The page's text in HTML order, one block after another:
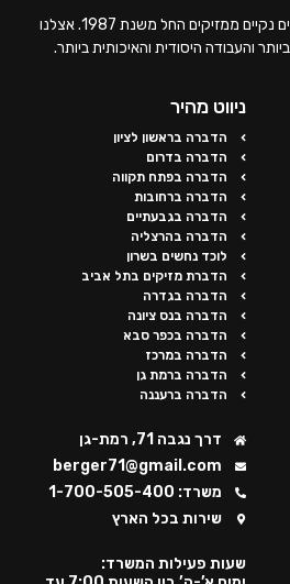
ברגר הדברות, שומרים על בתים נקיים ממזיקים החל משנת 1987. אצלנו
והעבודה היסודית והאיכותית ביותר.
ניווט מהיר
הדברה בראשון לציון
הדברה בדרום
הדברה בפתח תקווה
הדברה ברחובות
הדברה בגבעתיים
הדברה בהרצליה
לוכד נחשים בשרון
הדברת מזיקים בתל אביב
הדברה בגדרה
הדברה בנס ציונה
הדברה בכפר סבא
הדברה במרכז
הדברה ברמת גן
הדברה ברעננה
דרך נגבה 71, רמת-גן
berger71@gmail.com
משרד: 1-700-505-400
שירות בכל הארץ
שעות פעילות המשרד: